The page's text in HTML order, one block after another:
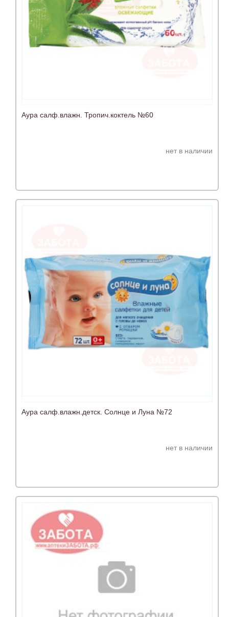
Аура салф.влажн. Тропич.коктель №60
нет в наличии
Аура салф.влажн.детск. Солнце и Луна №72
нет в наличии